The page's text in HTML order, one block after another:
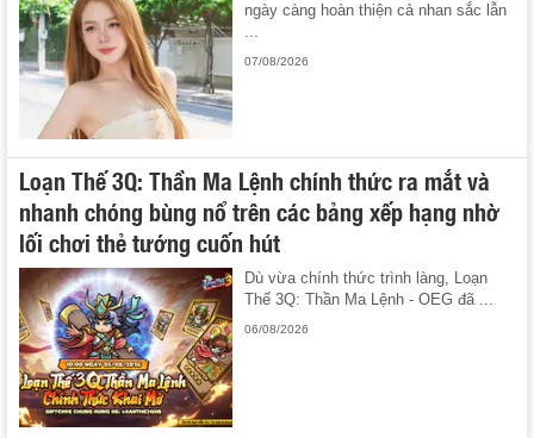
ngày càng hoàn thiện cả nhan sắc lẫn
...
07/08/2026
Loạn Thế 3Q: Thần Ma Lệnh chính thức ra mắt và
nhanh chóng bùng nổ trên các bảng xếp hạng nhờ
lối chơi thẻ tướng cuốn hút
Dù vừa chính thức trình làng, Loạn
Thế 3Q: Thần Ma Lệnh - OEG đã ...
06/08/2026